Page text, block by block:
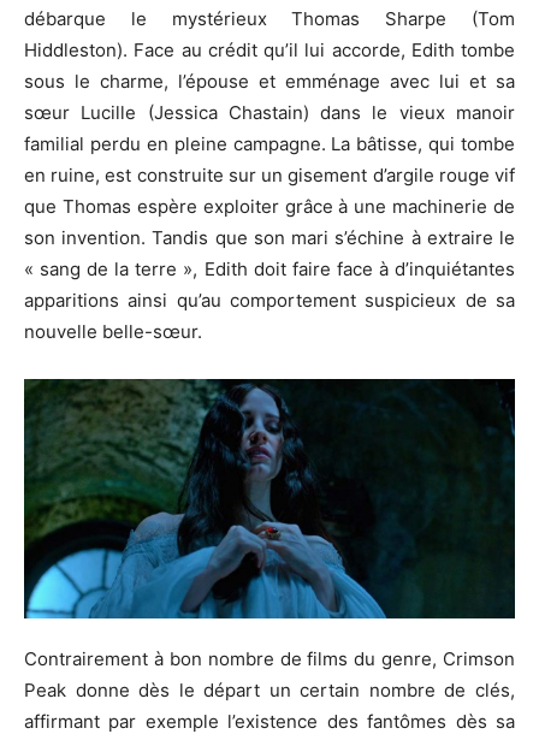
débarque le mystérieux Thomas Sharpe
(Tom
Hiddleston). Face au crédit qu’il lui accorde, Edith tombe
sous le charme, l’épouse et emménage avec lui et sa
sœur Lucille (Jessica Chastain) dans le vieux manoir
familial perdu en pleine campagne. La bâtisse, qui tombe
en ruine, est construite sur un gisement d’argile rouge vif
que Thomas espère exploiter grâce à une machinerie de
son invention. Tandis que son mari s’échine à extraire le
« sang de la terre », Edith doit faire face à d’inquiétantes
apparitions ainsi qu’au comportement suspicieux de sa
nouvelle belle-sœur.
Contrairement à bon nombre de films du genre, Crimson
Peak donne dès le départ un certain nombre de clés,
affirmant par exemple l’existence des fantômes dès sa